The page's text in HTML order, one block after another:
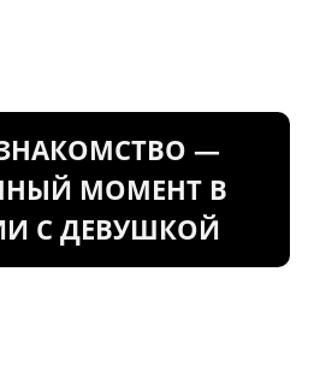
—
МОМЕНТ В
С ДЕВУШКОЙ